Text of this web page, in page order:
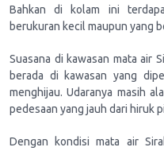
Bahkan di kolam ini
berukuran kecil maupun yang
Suasana di kawasan mata air
berada di kawasan yang
menghijau. Udaranya masih
pedesaan yang jauh dari hiruk
Dengan kondisi mata air